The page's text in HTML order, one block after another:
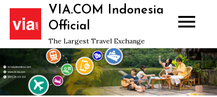
Skip
content
VIA.COM Indonesia
Official
The Largest Travel Exchange